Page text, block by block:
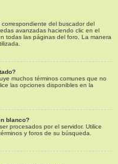
del buscador del
avanzadas haciendo clic en el
todas las páginas del foro. La manera
muchos términos comunes que no
las opciones disponibles en la
blanco?
procesados por el servidor. Utilice
y foros de su búsqueda.